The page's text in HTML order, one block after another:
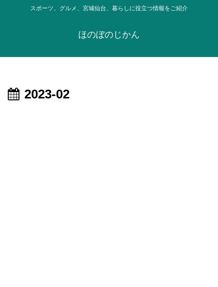
スポーツ、グルメ、宮城仙台、暮らしに役立つ情報をご紹介
ほのぼのじかん
2023-02